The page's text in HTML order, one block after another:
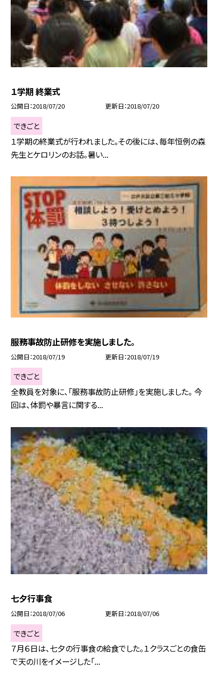
１学期 終業式
公開日 2018/07/20 更新日 2018/07/20
できごと
１学期の終業式が行われました。その後には、毎年恒例の森
先生とケロリンのお話。暑い...
服務事故防止研修を実施しました。
公開日 2018/07/19 更新日 2018/07/19
できごと
全教員を対象に、「服務事故防止研修」を実施しました。 今
回は、体罰や暴言に関する...
七夕行事食
公開日 2018/07/06 更新日 2018/07/06
できごと
７月６日は、七夕の行事食の給食でした。１クラスごとの食缶
で天の川をイメージした「...